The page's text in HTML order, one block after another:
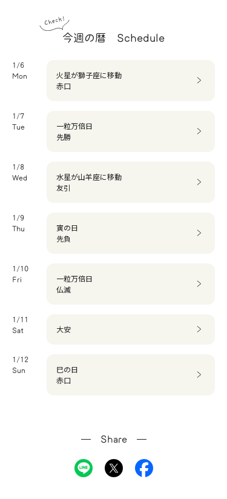
今週の暦 Schedule
1/6
Mon
火星が獅子座に移動
赤口
1/7
Tue
一粒万倍日
先勝
1/8
Wed
水星が山羊座に移動
友引
1/9
Thu
寅の日
先負
1/10
Fri
一粒万倍日
仏滅
1/11
Sat
大安
1/12
Sun
巳の日
赤口
Share